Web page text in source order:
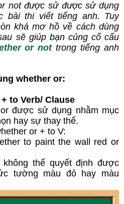
được sử được sử dụng
bài thi viết tiếng anh. Tuy
khá mơ hồ về cách dùng
sẽ giúp bạn củng cố cấu
or not trong tiếng anh
whether or:
to Verb/ Clause
được sử dụng nhằm mục
hay sự thay thế.
or + to V:
to paint the wall red or
thể quyết định được
tường màu đỏ hay màu